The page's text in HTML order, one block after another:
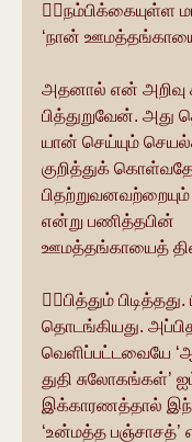
‘நான்
அதனால் என் அறிவு
பித்துறுவேன். அது
யான் செய்யும்
குறித்துக்
என்று பணித்தபின்
ஊமத்தங்காயைத்
👉🏽பித்தும்
தொடங்கியது.
வெளிப்பட்டவையே
துதி சுலோகங்கள்’
இக்காரணத்தால்
‘உன்மத்த பஞ்சாசத்’